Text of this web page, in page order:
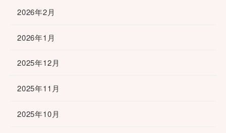
2026年2月
2026年1月
2025年12月
2025年11月
2025年10月